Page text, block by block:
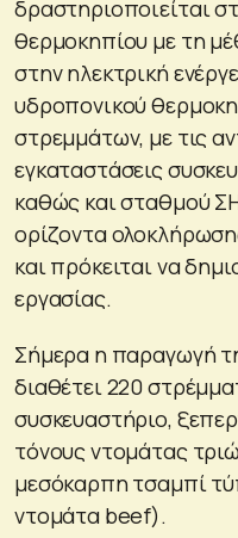
δραστηριοποιείται
θερμοκηπίου με τη
στην ηλεκτρική
υδροπονικού
στρεμμάτων, με τις
εγκαταστάσεις
καθώς και σταθμού
ορίζοντα
και πρόκειται να
εργασίας.
Σήμερα η παραγωγή
διαθέτει 220
συσκευαστήριο,
τόνους ντομάτας
μεσόκαρπη τσαμπί
ντομάτα beef).